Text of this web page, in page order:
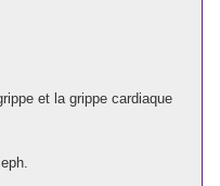
et la grippe cardiaque